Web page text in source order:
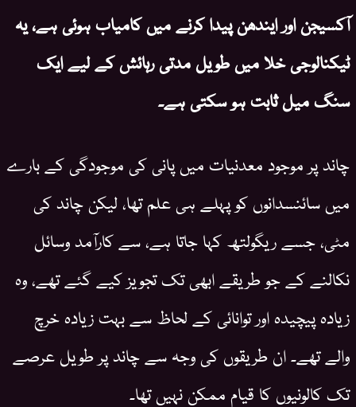
آکسیجن اور ایندھن پیدا کرنے میں کامیاب ہوئی ہے، یہ
ٹیکنالوجی خلا میں طویل مدتی رہائش کے لیے ایک
سنگ میل ثابت ہو سکتی ہے۔
چاند پر موجود معدنیات میں پانی کی موجودگی کے بارے
میں سائنسدانوں کو پہلے ہی علم تھا، لیکن چاند کی
مٹی، جسے ریگولتھ کہا جاتا ہے، سے کارآمد وسائل
نکالنے کے جو طریقے ابھی تک تجویز کیے گئے تھے، وہ
زیادہ پیچیدہ اور توانائی کے لحاظ سے بہت زیادہ خرچ
والے تھے۔ ان طریقوں کی وجہ سے چاند پر طویل عرصے
تک کالونیوں کا قیام ممکن نہیں تھا۔